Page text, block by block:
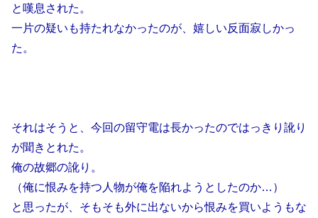
と嘆息された。
一片の疑いも持たれなかったのが、嬉しい反面寂しかっ
た。
それはそうと、今回の留守電は長かったのではっきり訛り
が聞きとれた。
俺の故郷の訛り。
（俺に恨みを持つ人物が俺を陥れようとしたのか…）
と思ったが、そもそも外に出ないから恨みを買いようもな